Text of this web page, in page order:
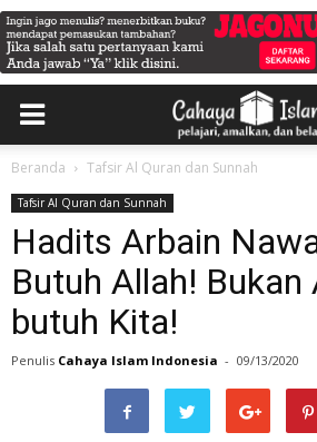
Beranda Tafsir Al Quran dan Sunnah
Tafsir Al Quran dan Sunnah
Hadits Arbain
Butuh Allah! Bukan
butuh Kita!
Penulis Cahaya Islam Indonesia - 09/13/2020